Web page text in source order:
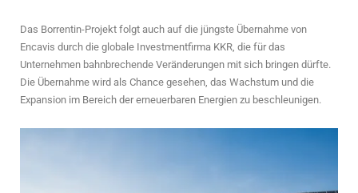
Das Borrentin-Projekt folgt auch auf die jüngste Übernahme von
Encavis durch die globale Investmentfirma KKR, die für das
Unternehmen bahnbrechende Veränderungen mit sich bringen dürfte.
Die Übernahme wird als Chance gesehen, das Wachstum und die
Expansion im Bereich der erneuerbaren Energien zu beschleunigen.